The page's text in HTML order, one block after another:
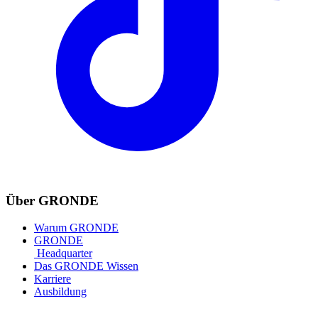
Über GRONDE
Warum GRONDE
GRONDE
Headquarter
Das GRONDE Wissen
Karriere
Ausbildung